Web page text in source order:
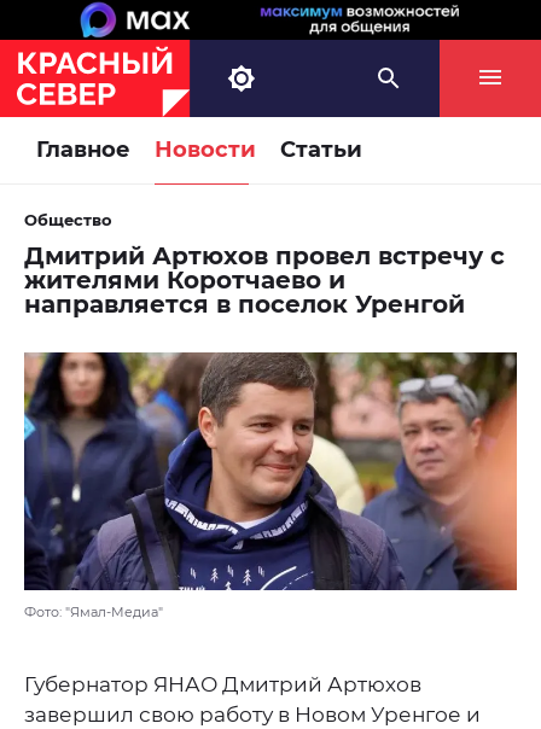
Главное Новости Статьи
Общество
Дмитрий Артюхов провел встречу с
жителями Коротчаево и
направляется в поселок Уренгой
Фото: "Ямал-Медиа"
Губернатор ЯНАО Дмитрий Артюхов
завершил свою работу в Новом Уренгое и